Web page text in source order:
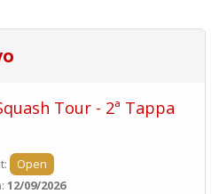
Tour - 2ª Tappa
Open
12/09/2026